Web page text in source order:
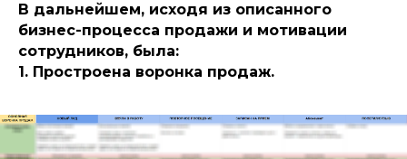
В дальнейшем, исходя из описанного
бизнес-процесса продажи и мотивации
сотрудников, была:
1. Простроена воронка продаж.